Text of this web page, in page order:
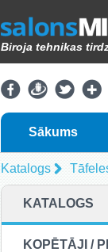
Biroja tehnikas
Sākums
Katalogs
KATALOGS
KOPĒTĀJI /